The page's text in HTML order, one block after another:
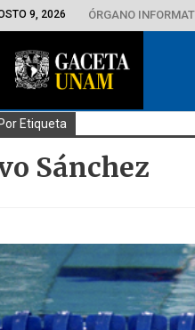
9, 2026 ÓRGANO
Etiqueta
Sánchez